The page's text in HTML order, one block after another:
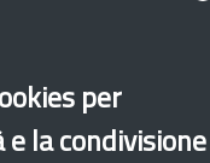
le news associate
per
la condivisione